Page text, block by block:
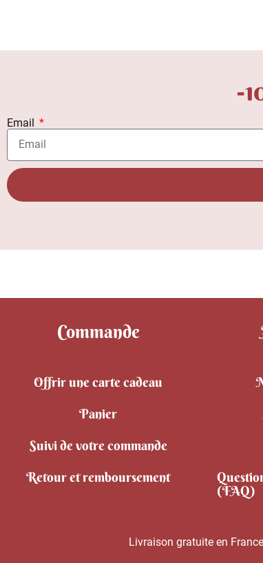
-
Email
Commande
Offrir une carte cadeau
Panier
Suivi de votre commande
Retour et remboursement
(FAQ)
Livraison gratuite en France